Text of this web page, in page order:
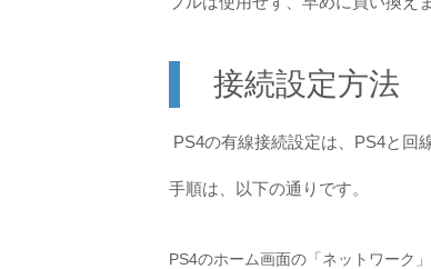
接続設定方法
PS4の有線接続設定は、PS4と回
手順は、以下の通りです。
PS4のホーム画面の「ネットワーク